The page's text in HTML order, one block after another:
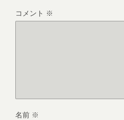
コメント ※
名前 ※